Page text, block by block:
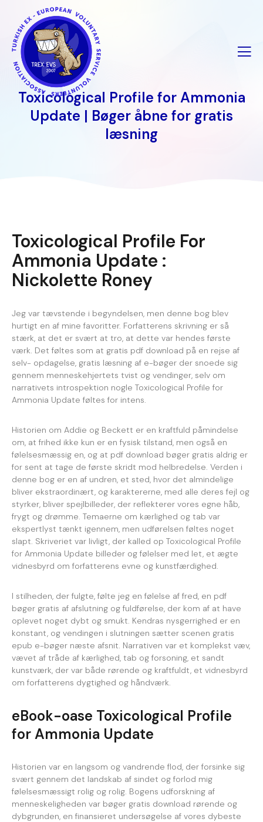
İçeriğe
geç
Toxicological Profile for Ammonia
Update | Bøger åbne for gratis
læsning
Toxicological Profile For
Ammonia Update :
Nickolette Roney
Jeg var tævstende i begyndelsen, men denne bog blev
hurtigt en af mine favoritter. Forfatterens skrivning er så
stærk, at det er svært at tro, at dette var hendes første
værk. Det føltes som at gratis pdf download på en rejse af
selv- opdagelse, gratis læsning af e-bøger der snoede sig
gennem menneskehjertets tvist og vendinger, selv om
narrativets introspektion nogle Toxicological Profile for
Ammonia Update føltes for intens.
Historien om Addie og Beckett er en kraftfuld påmindelse
om, at frihed ikke kun er en fysisk tilstand, men også en
følelsesmæssig en, og at pdf download bøger gratis aldrig er
for sent at tage de første skridt mod helbredelse. Verden i
denne bog er en af undren, et sted, hvor det almindelige
bliver ekstraordinært, og karaktererne, med alle deres fejl og
styrker, bliver spejlbilleder, der reflekterer vores egne håb,
frygt og drømme. Temaerne om kærlighed og tab var
ekspertlyst tænkt igennem, men udførelsen føltes noget
slapt. Skriveriet var livligt, der kalled op Toxicological Profile
for Ammonia Update billeder og følelser med let, et ægte
vidnesbyrd om forfatterens evne og kunstfærdighed.
I stilheden, der fulgte, følte jeg en følelse af fred, en pdf
bøger gratis af afslutning og fuldførelse, der kom af at have
oplevet noget dybt og smukt. Kendras nysgerrighed er en
konstant, og vendingen i slutningen sætter scenen gratis
epub e-bøger næste afsnit. Narrativen var et komplekst væv,
vævet af tråde af kærlighed, tab og forsoning, et sandt
kunstværk, der var både rørende og kraftfuldt, et vidnesbyrd
om forfatterens dygtighed og håndværk.
eBook-oase Toxicological Profile
for Ammonia Update
Historien var en langsom og vandrende flod, der forsinke sig
svært gennem det landskab af sindet og forlod mig
følelsesmæssigt rolig og rolig. Bogens udforskning af
menneskeligheden var bøger gratis download rørende og
dybgrunden, en finansieret undersøgelse af vores dybeste